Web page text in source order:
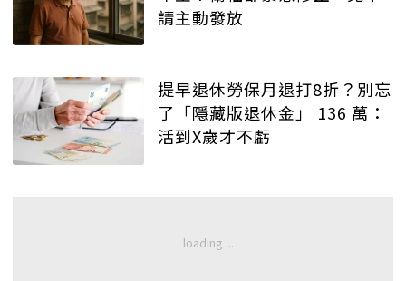
請主動發放
提早退休勞保月退打8折？別忘
了「隱藏版退休金」 136 萬：
活到X歲才不虧